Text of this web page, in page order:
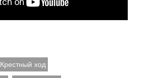
Крестный ход